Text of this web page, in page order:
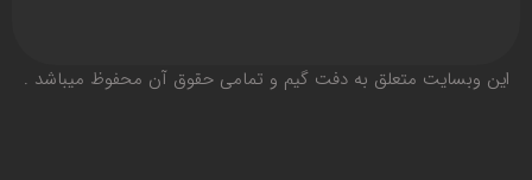
اين وبسايت متعلق به دفت گیم و تمامی حقوق آن محفوظ ميباشد .